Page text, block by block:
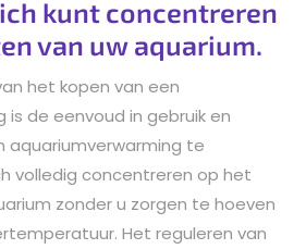
kunt concentreren
van uw aquarium.
het kopen van een
is de eenvoud in gebruik en
aquariumverwarming te
volledig concentreren op het
zonder u zorgen te hoeven
Het reguleren van